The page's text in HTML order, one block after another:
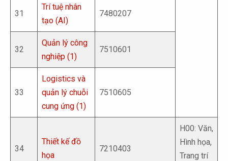
31
Trí tuệ nhân
tạo (AI)
7480207
32
Quản lý công
nghiệp (1)
7510601
33
Logistics và
quản lý chuỗi
cung ứng (1)
7510605
34
Thiết kế đồ
họa
7210403
H00: Văn,
Hình họa,
Trang trí